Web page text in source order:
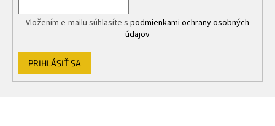
u
Vložením e-mailu súhlasíte s podmienkami ochrany osobných
údajov
PRIHLÁSIŤ SA